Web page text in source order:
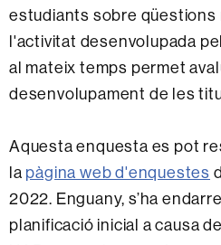
estudiants sobre qüestions
l'activitat desenvolupada
al mateix temps permet
desenvolupament de les
Aquesta enquesta es pot
la pàgina web d'enquestes
2022. Enguany, s’ha
planificació inicial a causa